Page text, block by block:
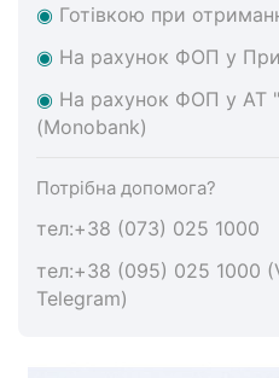
◉ Готівкою при
◉ На рахунок ФОП у
◉ На рахунок ФОП у АТ
(Monobank)
Потрібна допомога?
тел:+38 (073) 025 1000
тел:+38 (095) 025 1000
Telegram)